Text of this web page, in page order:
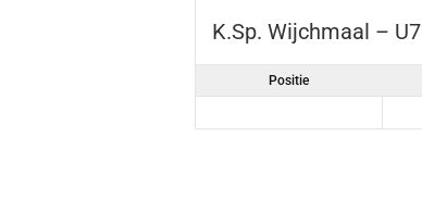
K.Sp. Wijchmaal – U7
Positie